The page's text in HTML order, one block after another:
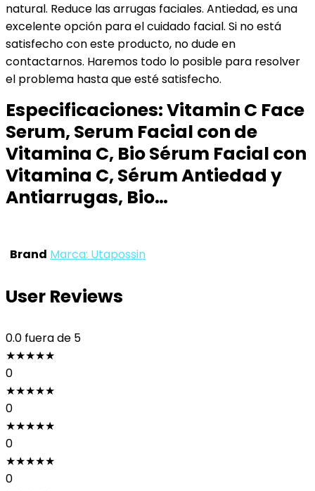
natural. Reduce las arrugas faciales. Antiedad, es una
excelente opción para el cuidado facial. Si no está
satisfecho con este producto, no dude en
contactarnos. Haremos todo lo posible para resolver
el problema hasta que esté satisfecho.
Especificaciones:Vitamin C Face
Serum, Serum Facial con de
Vitamina C, Bio Sérum Facial con
Vitamina C, Sérum Antiedad y
Antiarrugas, Bio…
Brand Marca: Utapossin
User Reviews
0.0 fuera de 5
★★★★★
0
★★★★★
0
★★★★★
0
★★★★★
0